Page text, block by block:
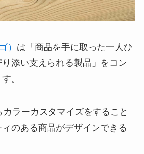
） は「商品を手に取った一人ひ
添い支えられる製品」をコン
。
ラーカスタマイズをすること
のある商品がデザインできる